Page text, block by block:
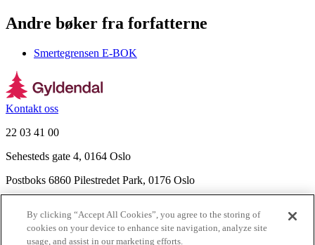
Andre bøker fra forfatterne
Smertegrensen E-BOK
Kontakt oss
22 03 41 00
Sehesteds gate 4, 0164 Oslo
Postboks 6860 Pilestredet Park, 0176 Oslo
Nyhetsbrev
Ledige stillinger
By clicking “Accept All Cookies”, you agree to the storing of
cookies on your device to enhance site navigation, analyze site
usage, and assist in our marketing efforts.